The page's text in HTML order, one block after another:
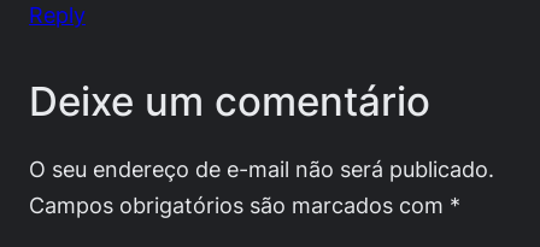
Reply
Deixe um comentário
O seu endereço de e-mail não será publicado.
Campos obrigatórios são marcados com *